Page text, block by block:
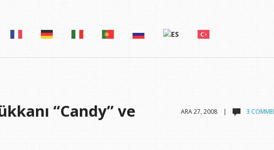
ARA 27, 2008 | 3
“Candy” ve